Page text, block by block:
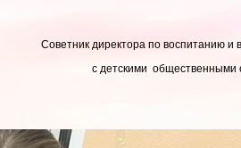
Советник директора по воспитанию и
с детскими общественными